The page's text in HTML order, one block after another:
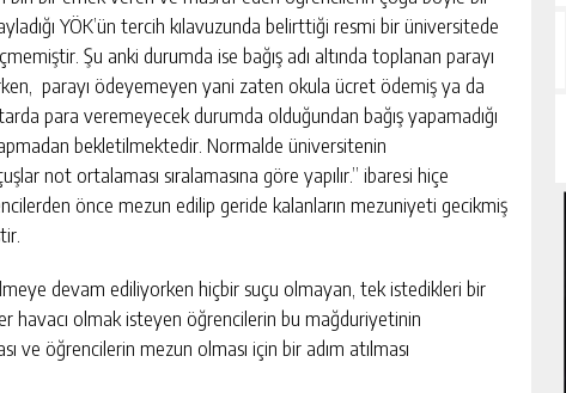
YÖK’ün tercih kılavuzunda belirttiği resmi bir üniversitede
Şu anki durumda ise bağış adı altında toplanan parayı
parayı ödeyemeyen yani zaten okula ücret ödemiş ya da
para veremeyecek durumda olduğundan bağış yapamadığı
bekletilmektedir. Normalde üniversitenin
not ortalaması sıralamasına göre yapılır.” ibaresi hiçe
önce mezun edilip geride kalanların mezuniyeti gecikmiş
devam ediliyorken hiçbir suçu olmayan, tek istedikleri bir
havacı olmak isteyen öğrencilerin bu mağduriyetinin
ve öğrencilerin mezun olması için bir adım atılması